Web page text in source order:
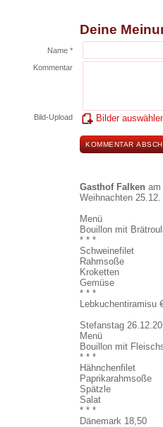
Deine
Name *
Kommentar
Bild-Upload Bilder
Gasthof Falken am
Weihnachten 25.12.
Menü
Bouillon mit
* * *
Schweinefilet
Rahmsoße
Kroketten
Gemüse
* * *
Lebkuchentiramisu
Stefanstag 26.12.20
Menü
Bouillon mit
* * *
Hähnchenfilet
Paprikarahmsoße
Spätzle
Salat
* * *
Dänemark 18,50